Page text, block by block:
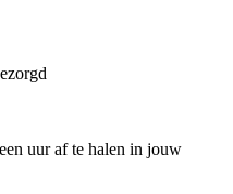
uur af te halen in jouw